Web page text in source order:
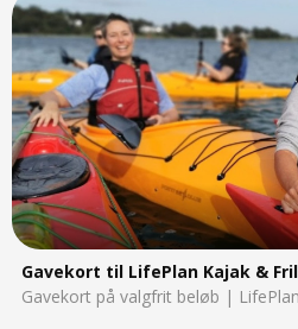
Gavekort til LifePlan Kajak &
Gavekort på valgfrit beløb |